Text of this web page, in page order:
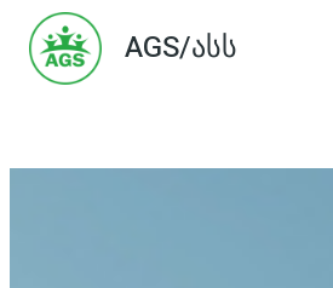
Skip
content
AGS/ასს